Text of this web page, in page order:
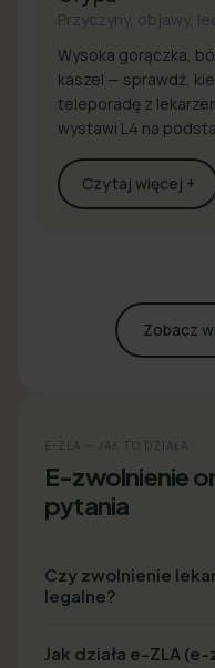
Przyczyny, objawy,
Wysoka gorączka,
kaszel — sprawdź,
teleporadę z
wystawi L4 na
Czytaj więcej +
Zobacz
E-ZLA — JAK TO DZIAŁA
E-zwolnienie
pytania
Czy zwolnienie
legalne?
Jak działa e-ZLA